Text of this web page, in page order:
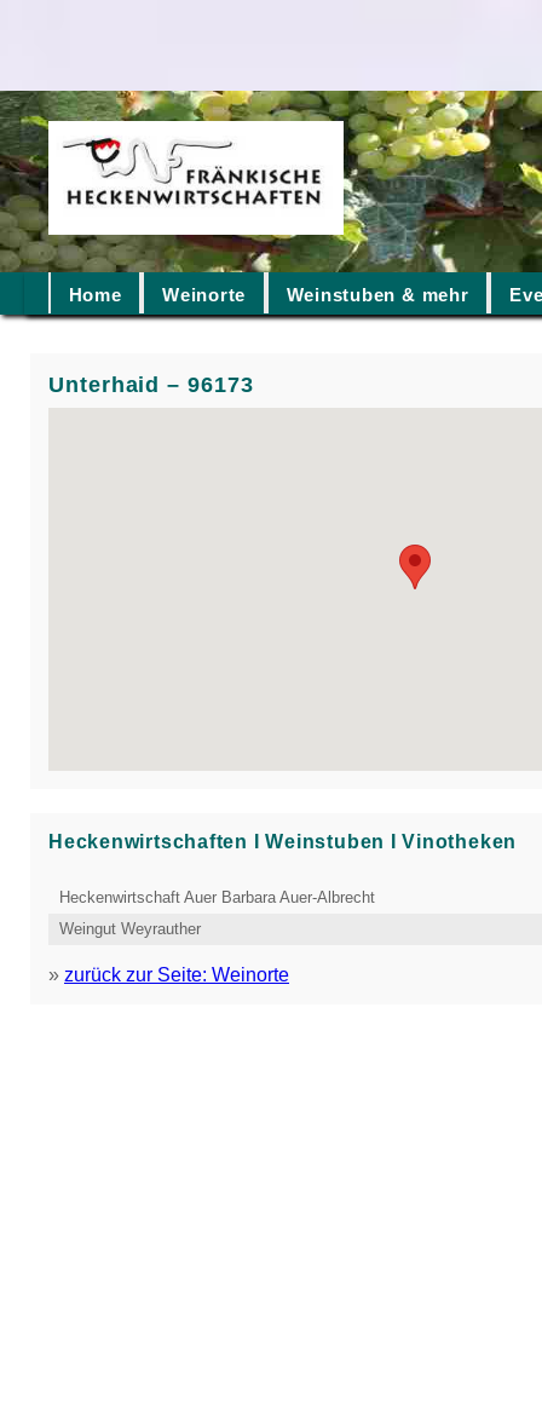
Home Weinorte Weinstuben & mehr
Unterhaid – 96173
Heckenwirtschaften Ι Weinstuben Ι Vinotheken
Heckenwirtschaft Auer Barbara Auer-Albrecht
Weingut Weyrauther
» zurück zur Seite: Weinorte